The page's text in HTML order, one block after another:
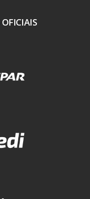
OFICIAIS